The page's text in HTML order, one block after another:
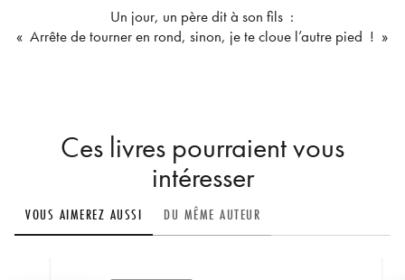
Un jour, un père dit à son fils :
« Arrête de tourner en rond, sinon, je te cloue l’autre pied ! »
Ces livres pourraient vous
intéresser
VOUS AIMEREZ AUSSI DU MÊME AUTEUR